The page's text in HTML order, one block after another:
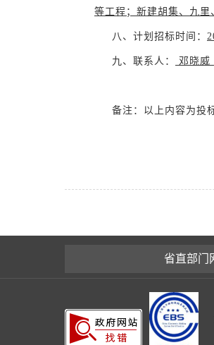
等工程；新建胡集、九里
八、计划招标时间：
九、联系人： 邓晓威
备注：以上内容为投
省直部门